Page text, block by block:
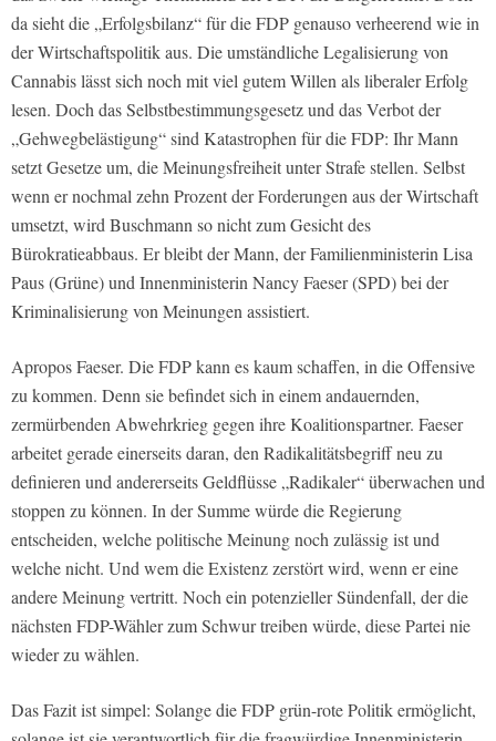
da sieht die „Erfolgsbilanz“ für die FDP genauso verheerend wie in
der Wirtschaftspolitik aus. Die umständliche Legalisierung von
Cannabis lässt sich noch mit viel gutem Willen als liberaler Erfolg
lesen. Doch das Selbstbestimmungsgesetz und das Verbot der
„Gehwegbelästigung“ sind Katastrophen für die FDP: Ihr Mann
setzt Gesetze um, die Meinungsfreiheit unter Strafe stellen. Selbst
wenn er nochmal zehn Prozent der Forderungen aus der Wirtschaft
umsetzt, wird Buschmann so nicht zum Gesicht des
Bürokratieabbaus. Er bleibt der Mann, der Familienministerin Lisa
Paus (Grüne) und Innenministerin Nancy Faeser (SPD) bei der
Kriminalisierung von Meinungen assistiert.
Apropos Faeser. Die FDP kann es kaum schaffen, in die Offensive
zu kommen. Denn sie befindet sich in einem andauernden,
zermürbenden Abwehrkrieg gegen ihre Koalitionspartner. Faeser
arbeitet gerade einerseits daran, den Radikalitätsbegriff neu zu
definieren und andererseits Geldflüsse „Radikaler“ überwachen und
stoppen zu können. In der Summe würde die Regierung
entscheiden, welche politische Meinung noch zulässig ist und
welche nicht. Und wem die Existenz zerstört wird, wenn er eine
andere Meinung vertritt. Noch ein potenzieller Sündenfall, der die
nächsten FDP-Wähler zum Schwur treiben würde, diese Partei nie
wieder zu wählen.
Das Fazit ist simpel: Solange die FDP grün-rote Politik ermöglicht,